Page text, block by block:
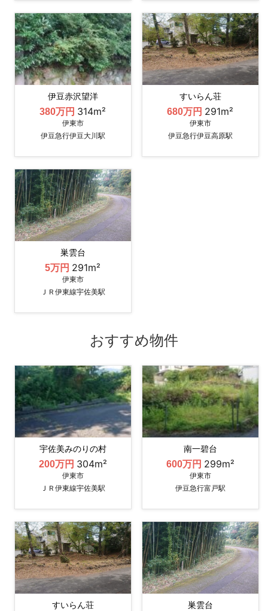
伊豆赤沢望洋
380万円 314m²
伊東市
伊豆急行伊豆大川駅
すいらん荘
680万円 291m²
伊東市
伊豆急行伊豆高原駅
巣雲台
5万円 291m²
伊東市
ＪＲ伊東線宇佐美駅
おすすめ物件
宇佐美みのりの村
200万円 304m²
伊東市
ＪＲ伊東線宇佐美駅
南一碧台
600万円 299m²
伊東市
伊豆急行富戸駅
すいらん荘 巣雲台